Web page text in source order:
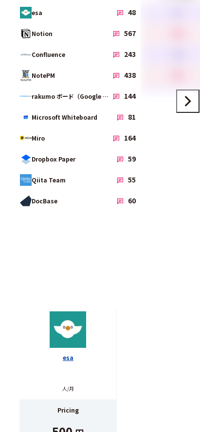
esa 48
Notion 567
Confluence 243
NotePM 438
rakumo ボード（Google Workspace版） 144
Microsoft Whiteboard 81 3.9
Miro 164
Dropbox Paper 59
Qiita Team 55
DocBase 60
esa
人/月
Pricing